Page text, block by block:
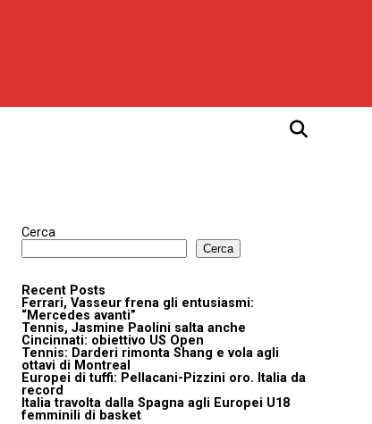
Cerca
Cerca
Recent Posts
Ferrari, Vasseur frena gli entusiasmi:
“Mercedes avanti”
Tennis, Jasmine Paolini salta anche
Cincinnati: obiettivo US Open
Tennis: Darderi rimonta Shang e vola agli
ottavi di Montreal
Europei di tuffi: Pellacani-Pizzini oro. Italia da
record
Italia travolta dalla Spagna agli Europei U18
femminili di basket